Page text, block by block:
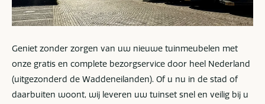
Geniet zonder zorgen van uw nieuwe tuinmeubelen met
onze gratis en complete bezorgservice door heel Nederland
(uitgezonderd de Waddeneilanden). Of u nu in de stad of
daarbuiten woont, wij leveren uw tuinset snel en veilig bij u